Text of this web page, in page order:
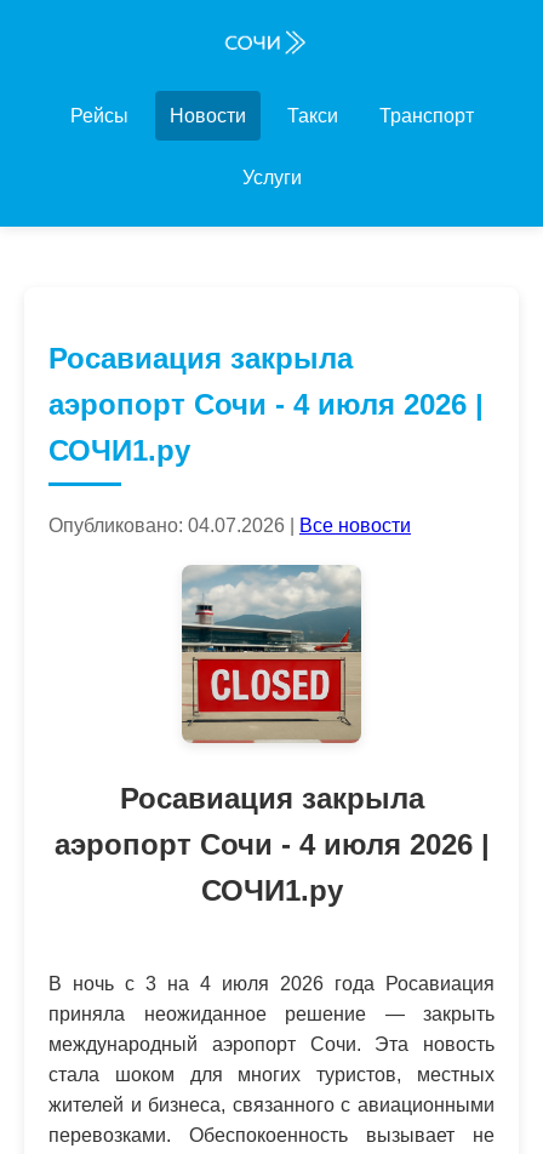
Рейсы Новости Такси Транспорт
Услуги
Росавиация закрыла
аэропорт Сочи - 4 июля 2026 |
СОЧИ1.ру
Опубликовано: 04.07.2026 | Все новости
Росавиация закрыла
аэропорт Сочи - 4 июля 2026 |
СОЧИ1.ру
В ночь с 3 на 4 июля 2026 года Росавиация
приняла неожиданное решение — закрыть
международный аэропорт Сочи. Эта новость
стала шоком для многих туристов, местных
жителей и бизнеса, связанного с авиационными
перевозками. Обеспокоенность вызывает не